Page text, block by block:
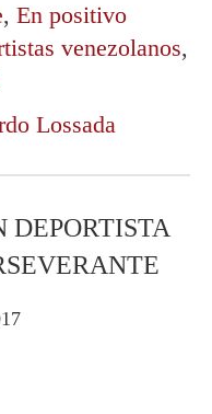
, En positivo
venezolanos,
Lossada
DEPORTISTA